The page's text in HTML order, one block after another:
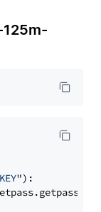
125m-
):